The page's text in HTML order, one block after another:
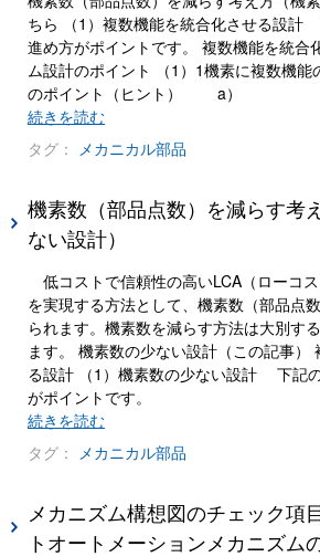
ちら （1）複数機能を統合化させる設計
進め方がポイントです。 複数機能を統合
ム設計のポイント （1）1機素に複数機
のポイント（ヒント） a）
続きを読む
タグ： メカニカル部品
機素数（部品点数）を減らす考
ない設計）
低コストで信頼性の高いLCA（ローコス
を実現する方法として、機素数（部品点
られます。機素数を減らす方法は大別す
ます。 機素数の少ない設計（この記事）
る設計 （1）機素数の少ない設計 下記
がポイントです。
続きを読む
タグ： メカニカル部品
メカニズム構想図のチェック項
トオートメーションメカニズム